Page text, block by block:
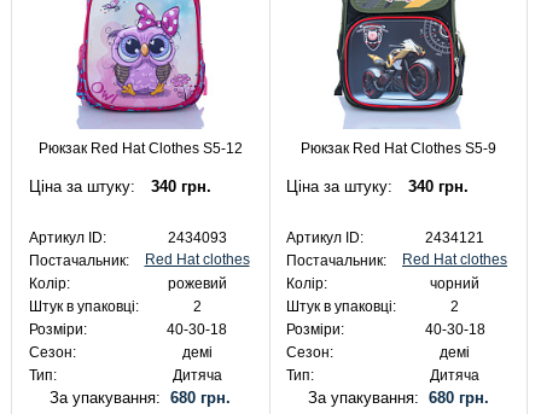
Рюкзак Red Hat Clothes S5-12
Ціна за штуку: 340 грн.
Артикул ID:
2434093
Постачальник:
Red Hat clothes
Колір:
рожевий
Штук в упаковці:
2
Розміри:
40-30-18
Сезон:
демі
Тип:
Дитяча
За упакування:680 грн.
Рюкзак Red Hat Clothes S5-9
Ціна за штуку: 340 грн.
Артикул ID:
2434121
Постачальник:
Red Hat clothes
Колір:
чорний
Штук в упаковці:
2
Розміри:
40-30-18
Сезон:
демі
Тип:
Дитяча
За упакування: 680 грн.